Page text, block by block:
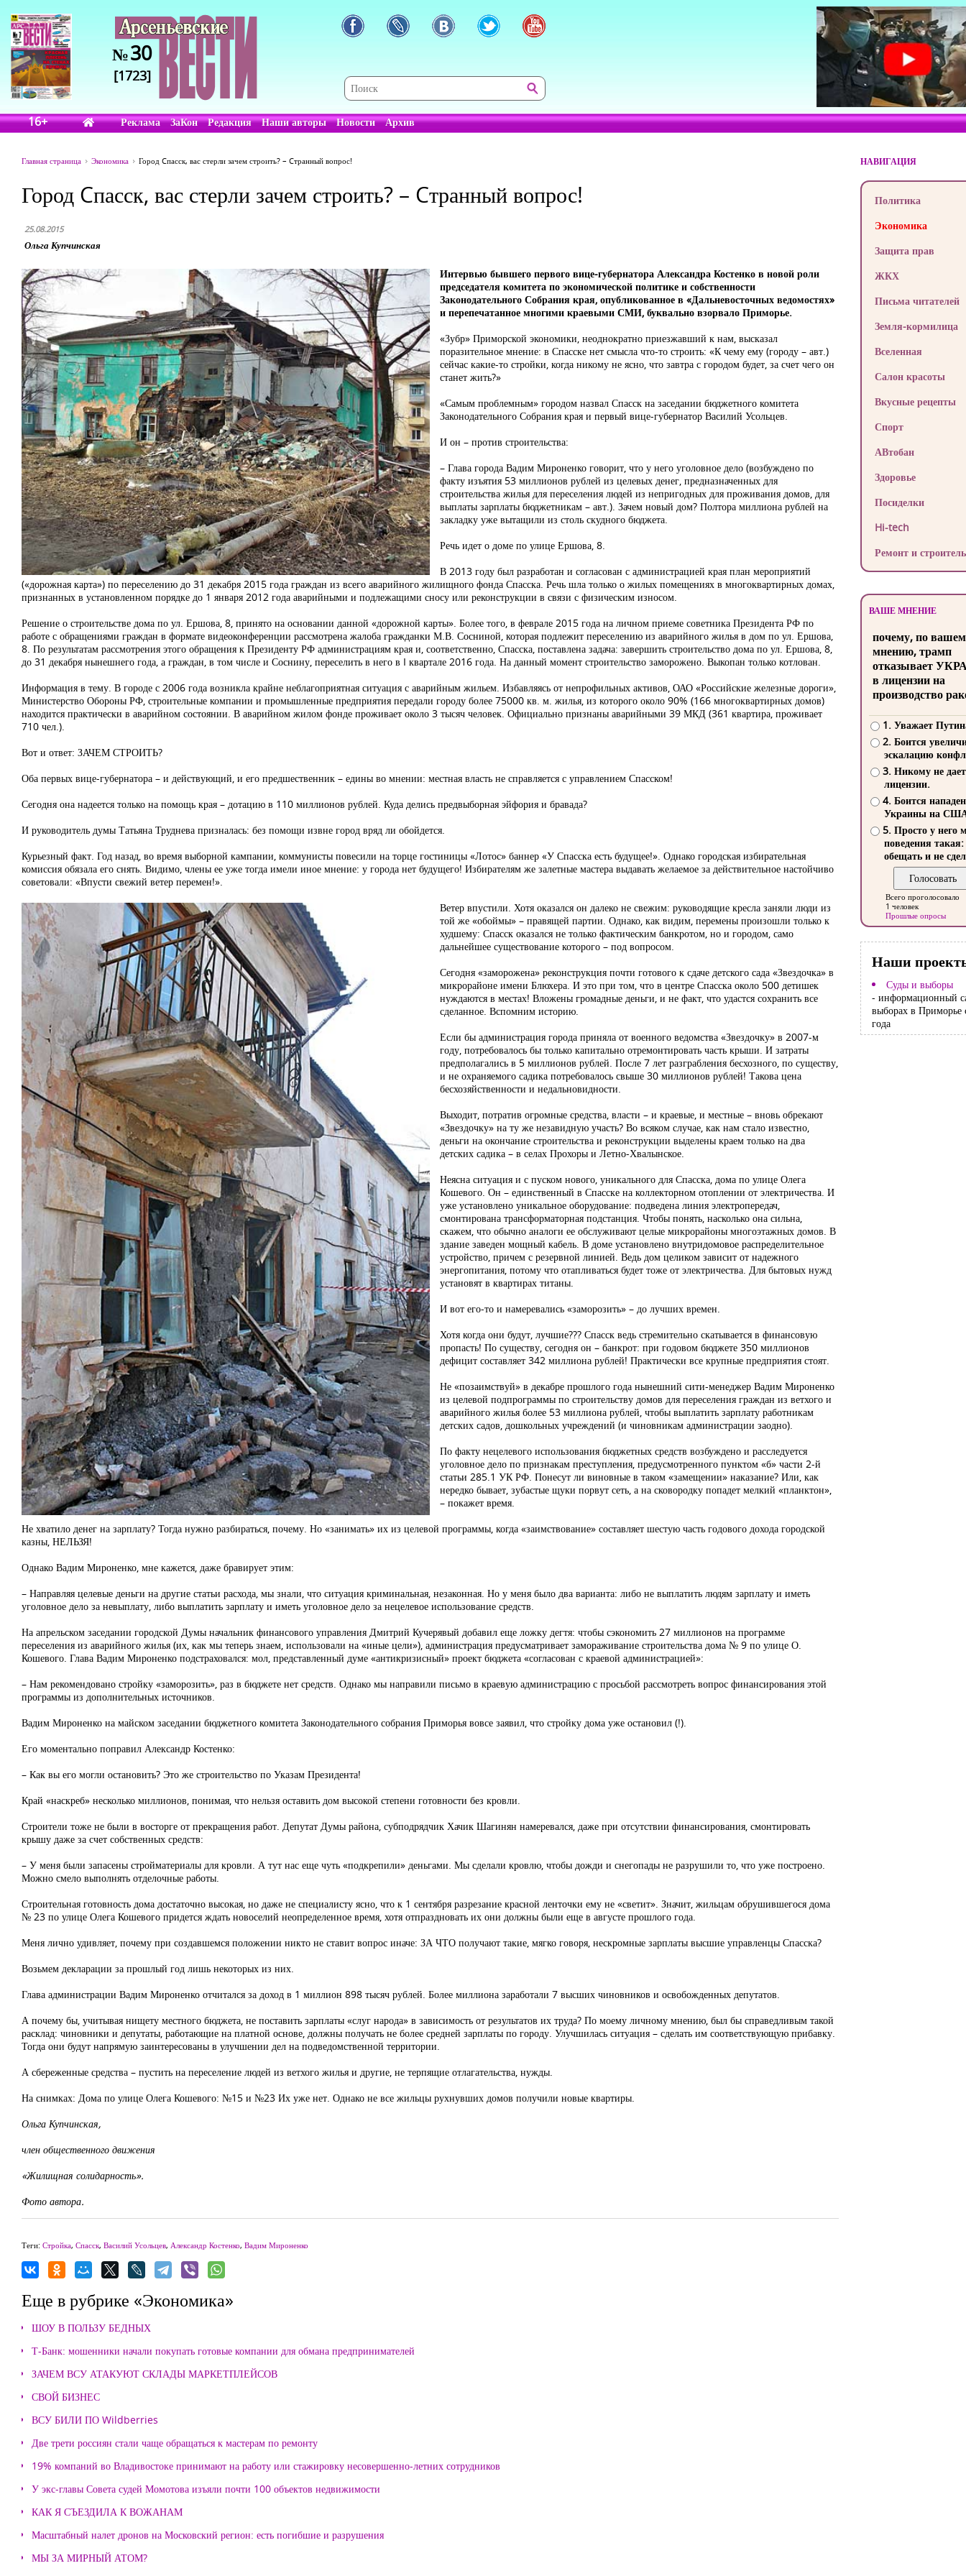
№30
[1723]
16+ Реклама ЗаКон Редакция Наши авторы Новости Архив
Главная страница Экономика Город Cпасск, вас стерли зачем строить? – Cтранный вопрос!
Город Cпасск, вас стерли зачем строить? – Cтранный вопрос!
25.08.2015
Ольга Купчинская
Интервью бывшего первого вице-губернатора Александра Костенко в новой роли
председателя комитета по экономической политике и собственности
Законодательного Собрания края, опубликованное в «Дальневосточных ведомостях»
и перепечатанное многими краевыми СМИ, буквально взорвало Приморье.
«Зубр» Приморской экономики, неоднократно приезжавший к нам, высказал
поразительное мнение: в Спасске нет смысла что-то строить: «К чему ему (городу – авт.)
сейчас какие-то стройки, когда никому не ясно, что завтра с городом будет, за счет чего он
станет жить?»
«Самым проблемным» городом назвал Спасск на заседании бюджетного комитета
Законодательного Собрания края и первый вице-губернатор Василий Усольцев.
И он – против строительства:
– Глава города Вадим Мироненко говорит, что у него уголовное дело (возбуждено по
факту изъятия 53 миллионов рублей из целевых денег, предназначенных для
строительства жилья для переселения людей из непригодных для проживания домов, для
выплаты зарплаты бюджетникам – авт.). Зачем новый дом? Полтора миллиона рублей на
закладку уже вытащили из столь скудного бюджета.
Речь идет о доме по улице Ершова, 8.
В 2013 году был разработан и согласован с администрацией края план мероприятий
(«дорожная карта») по переселению до 31 декабря 2015 года граждан из всего аварийного жилищного фонда Спасска. Речь шла только о жилых помещениях в многоквартирных домах,
признанных в установленном порядке до 1 января 2012 года аварийными и подлежащими сносу или реконструкции в связи с физическим износом.
Решение о строительстве дома по ул. Ершова, 8, принято на основании данной «дорожной карты». Более того, в феврале 2015 года на личном приеме советника Президента РФ по
работе с обращениями граждан в формате видеоконференции рассмотрена жалоба гражданки М.В. Сосниной, которая подлежит переселению из аварийного жилья в дом по ул. Ершова,
8. По результатам рассмотрения этого обращения к Президенту РФ администрациям края и, соответственно, Спасска, поставлена задача: завершить строительство дома по ул. Ершова, 8,
до 31 декабря нынешнего года, а граждан, в том числе и Соснину, переселить в него в I квартале 2016 года. На данный момент строительство заморожено. Выкопан только котлован.
Информация в тему. В городе с 2006 года возникла крайне неблагоприятная ситуация с аварийным жильем. Избавляясь от непрофильных активов, ОАО «Российские железные дороги»,
Министерство Обороны РФ, строительные компании и промышленные предприятия передали городу более 75000 кв. м. жилья, из которого около 90% (166 многоквартирных домов)
находится практически в аварийном состоянии. В аварийном жилом фонде проживает около 3 тысяч человек. Официально признаны аварийными 39 МКД (361 квартира, проживает
710 чел.).
Вот и ответ: ЗАЧЕМ СТРОИТЬ?
Оба первых вице-губернатора – и действующий, и его предшественник – едины во мнении: местная власть не справляется с управлением Спасском!
Сегодня она надеется только на помощь края – дотацию в 110 миллионов рублей. Куда делись предвыборная эйфория и бравада?
И руководитель думы Татьяна Труднева призналась: без помощи извне город вряд ли обойдется.
Курьезный факт. Год назад, во время выборной кампании, коммунисты повесили на торце гостиницы «Лотос» баннер «У Спасска есть будущее!». Однако городская избирательная
комиссия обязала его снять. Видимо, члены ее уже тогда имели иное мнение: у города нет будущего! Избирателям же залетные мастера выдавать желаемое за действительное настойчиво
советовали: «Впусти свежий ветер перемен!».
Ветер впустили. Хотя оказался он далеко не свежим: руководящие кресла заняли люди из
той же «обоймы» – правящей партии. Однако, как видим, перемены произошли только к
худшему: Спасск оказался не только фактическим банкротом, но и городом, само
дальнейшее существование которого – под вопросом.
Сегодня «заморожена» реконструкция почти готового к сдаче детского сада «Звездочка» в
микрорайоне имени Блюхера. И это при том, что в центре Спасска около 500 детишек
нуждаются в местах! Вложены громадные деньги, и не факт, что удастся сохранить все
сделанное. Вспомним историю.
Если бы администрация города приняла от военного ведомства «Звездочку» в 2007-м
году, потребовалось бы только капитально отремонтировать часть крыши. И затраты
предполагались в 5 миллионов рублей. После 7 лет разграбления бесхозного, по существу,
и не охраняемого садика потребовалось свыше 30 миллионов рублей! Такова цена
бесхозяйственности и недальновидности.
Выходит, потратив огромные средства, власти – и краевые, и местные – вновь обрекают
«Звездочку» на ту же незавидную участь? Во всяком случае, как нам стало известно,
деньги на окончание строительства и реконструкции выделены краем только на два
детских садика – в селах Прохоры и Летно-Хвалынское.
Неясна ситуация и с пуском нового, уникального для Спасска, дома по улице Олега
Кошевого. Он – единственный в Спасске на коллекторном отоплении от электричества. И
уже установлено уникальное оборудование: подведена линия электропередач,
смонтирована трансформаторная подстанция. Чтобы понять, насколько она сильна,
скажем, что обычно аналоги ее обслуживают целые микрорайоны многоэтажных домов. В
здание заведен мощный кабель. В доме установлено внутридомовое распределительное
устройство, причем с резервной линией. Ведь дом целиком зависит от надежного
энергопитания, потому что отапливаться будет тоже от электричества. Для бытовых нужд
установят в квартирах титаны.
И вот его-то и намеревались «заморозить» – до лучших времен.
Хотя когда они будут, лучшие??? Спасск ведь стремительно скатывается в финансовую
пропасть! По существу, сегодня он – банкрот: при годовом бюджете 350 миллионов
дефицит составляет 342 миллиона рублей! Практически все крупные предприятия стоят.
Не «позаимствуй» в декабре прошлого года нынешний сити-менеджер Вадим Мироненко
из целевой подпрограммы по строительству домов для переселения граждан из ветхого и
аварийного жилья более 53 миллиона рублей, чтобы выплатить зарплату работникам
детских садов, дошкольных учреждений (и чиновникам администрации заодно).
По факту нецелевого использования бюджетных средств возбуждено и расследуется
уголовное дело по признакам преступления, предусмотренного пунктом «б» части 2-й
статьи 285.1 УК РФ. Понесут ли виновные в таком «замещении» наказание? Или, как
нередко бывает, зубастые щуки порвут сеть, а на сковородку попадет мелкий «планктон»,
– покажет время.
Не хватило денег на зарплату? Тогда нужно разбираться, почему. Но «занимать» их из целевой программы, когда «заимствование» составляет шестую часть годового дохода городской
казны, НЕЛЬЗЯ!
Однако Вадим Мироненко, мне кажется, даже бравирует этим:
– Направляя целевые деньги на другие статьи расхода, мы знали, что ситуация криминальная, незаконная. Но у меня было два варианта: либо не выплатить людям зарплату и иметь
уголовное дело за невыплату, либо выплатить зарплату и иметь уголовное дело за нецелевое использование средств.
На апрельском заседании городской Думы начальник финансового управления Дмитрий Кучерявый добавил еще ложку дегтя: чтобы сэкономить 27 миллионов на программе
переселения из аварийного жилья (их, как мы теперь знаем, использовали на «иные цели»), администрация предусматривает замораживание строительства дома № 9 по улице О.
Кошевого. Глава Вадим Мироненко подстраховался: мол, представленный думе «антикризисный» проект бюджета «согласован с краевой администрацией»:
– Нам рекомендовано стройку «заморозить», раз в бюджете нет средств. Однако мы направили письмо в краевую администрацию с просьбой рассмотреть вопрос финансирования этой
программы из дополнительных источников.
Вадим Мироненко на майском заседании бюджетного комитета Законодательного собрания Приморья вовсе заявил, что стройку дома уже остановил (!).
Его моментально поправил Александр Костенко:
– Как вы его могли остановить? Это же строительство по Указам Президента!
Край «наскреб» несколько миллионов, понимая, что нельзя оставить дом высокой степени готовности без кровли.
Строители тоже не были в восторге от прекращения работ. Депутат Думы района, субподрядчик Хачик Шагинян намеревался, даже при отсутствии финансирования, смонтировать
крышу даже за счет собственных средств:
– У меня были запасены стройматериалы для кровли. А тут нас еще чуть «подкрепили» деньгами. Мы сделали кровлю, чтобы дожди и снегопады не разрушили то, что уже построено.
Можно смело выполнять отделочные работы.
Строительная готовность дома достаточно высокая, но даже не специалисту ясно, что к 1 сентября разрезание красной ленточки ему не «светит». Значит, жильцам обрушившегося дома
№ 23 по улице Олега Кошевого придется ждать новоселий неопределенное время, хотя отпраздновать их они должны были еще в августе прошлого года.
Меня лично удивляет, почему при создавшемся положении никто не ставит вопрос иначе: ЗА ЧТО получают такие, мягко говоря, нескромные зарплаты высшие управленцы Спасска?
Возьмем декларации за прошлый год лишь некоторых из них.
Глава администрации Вадим Мироненко отчитался за доход в 1 миллион 898 тысяч рублей. Более миллиона заработали 7 высших чиновников и освобожденных депутатов.
А почему бы, учитывая нищету местного бюджета, не поставить зарплаты «слуг народа» в зависимость от результатов их труда? По моему личному мнению, был бы справедливым такой
расклад: чиновники и депутаты, работающие на платной основе, должны получать не более средней зарплаты по городу. Улучшилась ситуация – сделать им соответствующую прибавку.
Тогда они будут напрямую заинтересованы в улучшении дел на подведомственной территории.
А сбереженные средства – пустить на переселение людей из ветхого жилья и другие, не терпящие отлагательства, нужды.
На снимках: Дома по улице Олега Кошевого: №15 и №23 Их уже нет. Однако не все жильцы рухнувших домов получили новые квартиры.
Ольга Купчинская,
член общественного движения
«Жилищная солидарность».
Фото автора.
Теги: Стройка, Спасск, Василий Усольцев, Александр Костенко, Вадим Мироненко
Еще в рубрике «Экономика»
ШОУ В ПОЛЬЗУ БЕДНЫХ
Т-Банк: мошенники начали покупать готовые компании для обмана предпринимателей
ЗАЧЕМ ВСУ АТАКУЮТ СКЛАДЫ МАРКЕТПЛЕЙСОВ
СВОЙ БИЗНЕС
ВСУ БИЛИ ПО Wildberries
Две трети россиян стали чаще обращаться к мастерам по ремонту
19% компаний во Владивостоке принимают на работу или стажировку несовершенно-летних сотрудников
У экс-главы Совета судей Момотова изъяли почти 100 объектов недвижимости
КАК Я СЪЕЗДИЛА К ВОЖАНАМ
Масштабный налет дронов на Московский регион: есть погибшие и разрушения
МЫ ЗА МИРНЫЙ АТОМ?
НАВИГАЦИЯ
Политика
Экономика
Защита прав
ЖКХ
Письма читателей
Земля-кормилица
Вселенная
Салон красоты
Вкусные рецепты
Спорт
АВтобан
Здоровье
Посиделки
Hi-tech
Ремонт и
ВАШЕ МНЕНИЕ
почему, по
мнению, трамп
отказывает
в лицензии на
производство
1. Уважает
2. Боится
эскалацию
3. Никому не
лицензии.
4. Боится
Украины на
5. Просто у него
поведения такая:
обещать и не
Всего проголосовало
1 человек
Прошлые опросы
Наши
Суды и выборы
- информационный
выборах в Приморье
года